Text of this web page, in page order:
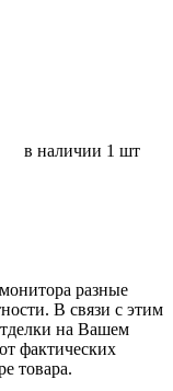
в наличии 1 шт
разные
В связи с этим
на Вашем
фактических
товара.